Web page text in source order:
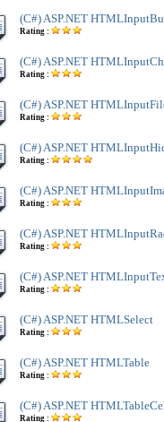
(C#) ASP.NET
Rating :
(C#) ASP.NET
Rating :
(C#) ASP.NET
Rating :
(C#) ASP.NET
Rating :
(C#) ASP.NET
Rating :
(C#) ASP.NET
Rating :
(C#) ASP.NET
Rating :
(C#) ASP.NET HTMLSelect
Rating :
(C#) ASP.NET HTMLTable
Rating :
(C#) ASP.NET
Rating :